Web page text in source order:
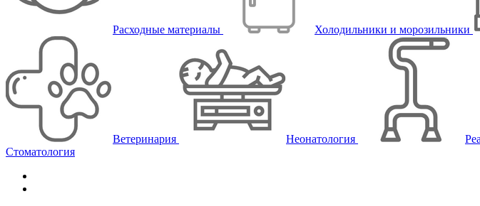
Расходные материалы Холодильники и морозильники
Ветеринария Неонатология
Стоматология